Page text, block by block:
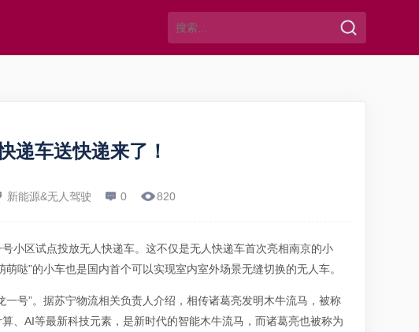
递车送快递来了！
新能源&无人驾驶 0 820
小区试点投放无人快递车。这不仅是无人快递车首次亮相南京的小
哒”的小车也是国内首个可以实现室内室外场景无缝切换的无人车。
号”。据苏宁物流相关负责人介绍，相传诸葛亮发明木牛流马，被称
、AI等最新科技元素，是新时代的智能木牛流马，而诸葛亮也被称为